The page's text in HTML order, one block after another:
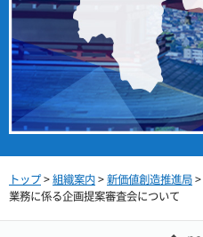
トップ>組織案内>新価値創造推進局>
業務に係る企画提案審査会について